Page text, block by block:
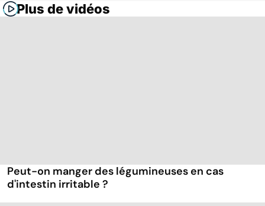
Plus de vidéos
Peut-on manger des légumineuses en cas
d'intestin irritable ?